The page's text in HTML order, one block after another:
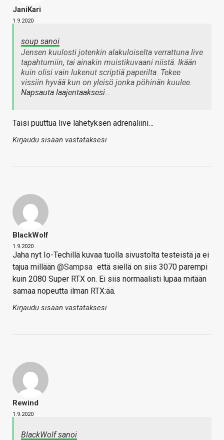
JaniKari
1.9.2020
soup sanoi
Jensen kuulosti jotenkin alakuloiselta verrattuna live
tapahtumiin, tai ainakin muistikuvaani niistä. Ikään
kuin olisi vain lukenut scriptiä paperilta. Tekee
vissiin hyvää kun on yleisö jonka pöhinän kuulee.
Napsauta laajentaaksesi…
Taisi puuttua live lähetyksen adrenaliini…
Kirjaudu sisään vastataksesi
BlackWolf
1.9.2020
Jaha nyt Io-Techillä kuvaa tuolla sivustolta testeistä ja ei
tajua millään @Sampsa että siellä on siis 3070 parempi
kuin 2080 Super RTX on. Ei siis normaalisti lupaa mitään
samaa nopeutta ilman RTX:ää.
Kirjaudu sisään vastataksesi
Rewind
1.9.2020
BlackWolf sanoi